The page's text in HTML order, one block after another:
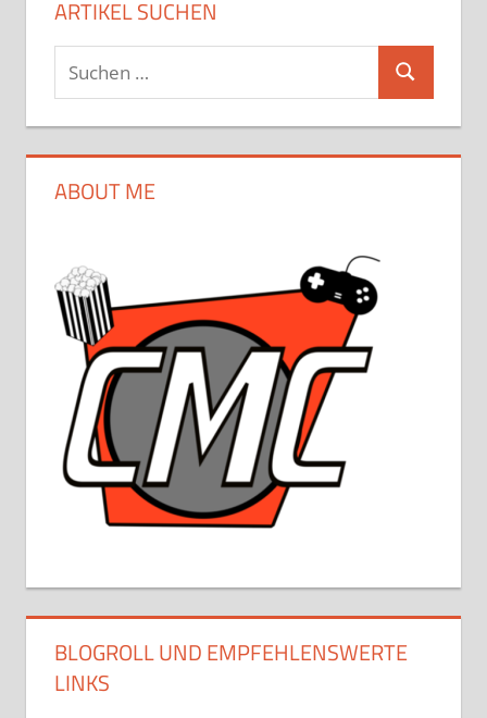
ARTIKEL SUCHEN
Suchen
nach:
Suchen
ABOUT ME
BLOGROLL UND EMPFEHLENSWERTE
LINKS